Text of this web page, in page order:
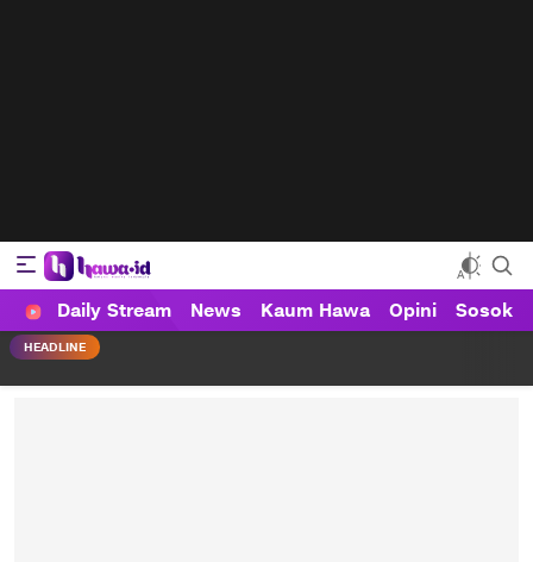
HAWA
Haluan Wanita Indonesia
Daily Stream News Kaum Hawa Opini Sosok
HEADLINE